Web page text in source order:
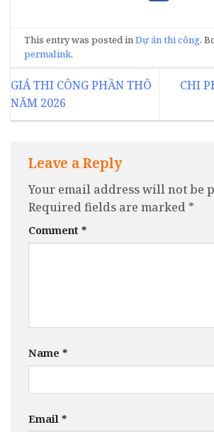
This entry was posted inDự án thi công.
permalink.
GIÁ THI CÔNG PHẦN THÔ
NĂM 2026
CHI
Leave a Reply
Your email address will not be
Required fields are marked *
Comment *
Name *
Email *